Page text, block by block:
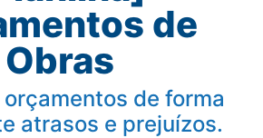
de
Obras
orçamentos de forma
atrasos e prejuízos.